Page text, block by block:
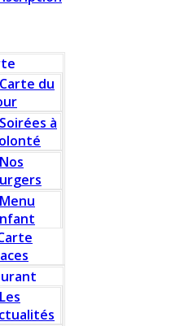
Carte du
Soirées à
Nos
Menu
Les